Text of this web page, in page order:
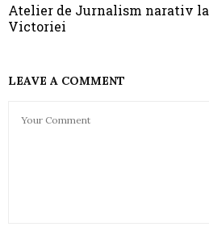
Atelier de Jurnalism narativ la
Victoriei
LEAVE A COMMENT